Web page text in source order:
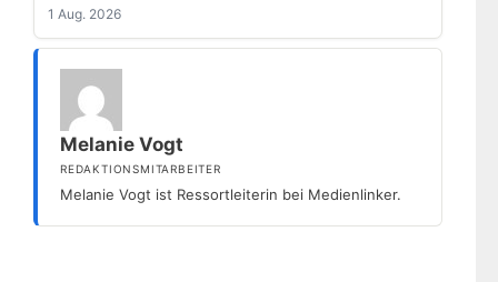
1 Aug. 2026
Melanie Vogt
REDAKTIONSMITARBEITER
Melanie Vogt ist Ressortleiterin bei Medienlinker.